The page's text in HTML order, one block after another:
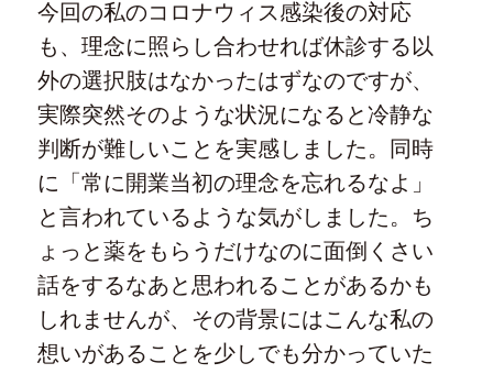
今回の私のコロナウィス感染後の対応
も、理念に照らし合わせれば休診する以
外の選択肢はなかったはずなのですが、
実際突然そのような状況になると冷静な
判断が難しいことを実感しました。同時
に「常に開業当初の理念を忘れるなよ」
と言われているような気がしました。ち
ょっと薬をもらうだけなのに面倒くさい
話をするなあと思われることがあるかも
しれませんが、その背景にはこんな私の
想いがあることを少しでも分かっていた